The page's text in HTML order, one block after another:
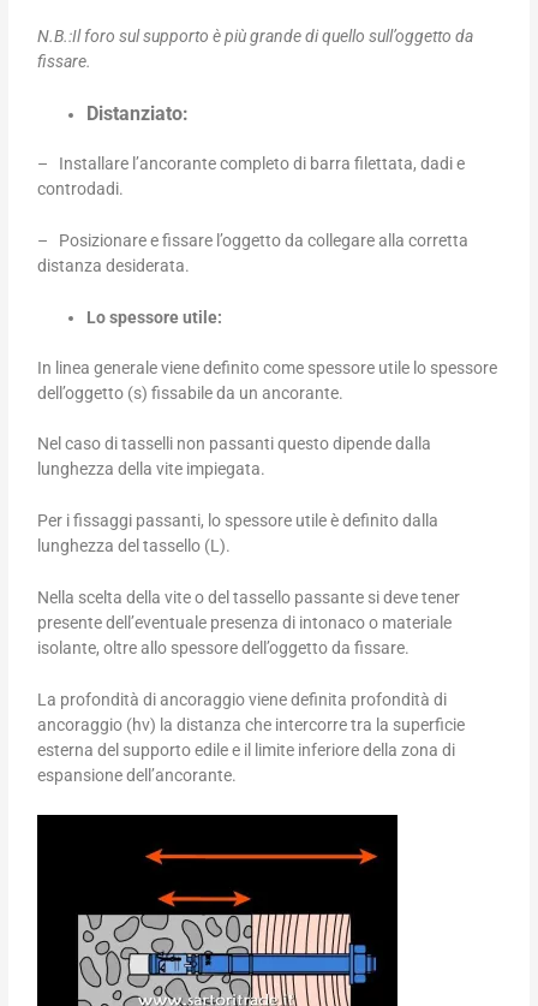
N.B.:Il foro sul supporto è più grande di quello sull’oggetto da
fissare.
Distanziato:
– Installare l’ancorante completo di barra filettata, dadi e
controdadi.
– Posizionare e fissare l’oggetto da collegare alla corretta
distanza desiderata.
Lo spessore utile:
In linea generale viene definito come spessore utile lo spessore
dell’oggetto (s) fissabile da un ancorante.
Nel caso di tasselli non passanti questo dipende dalla
lunghezza della vite impiegata.
Per i fissaggi passanti, lo spessore utile è definito dalla
lunghezza del tassello (L).
Nella scelta della vite o del tassello passante si deve tener
presente dell’eventuale presenza di intonaco o materiale
isolante, oltre allo spessore dell’oggetto da fissare.
La profondità di ancoraggio viene definita profondità di
ancoraggio (hv) la distanza che intercorre tra la superficie
esterna del supporto edile e il limite inferiore della zona di
espansione dell’ancorante.